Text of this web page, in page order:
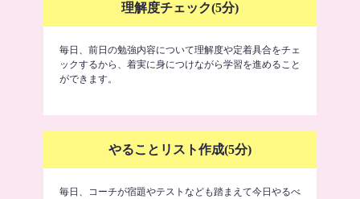
理解度チェック(5分)
毎日、前日の勉強内容について理解度や定着具合をチェ
ックするから、着実に身につけながら学習を進めること
ができます。
やることリスト作成(5分)
毎日、コーチが宿題やテストなども踏まえて今日やるべ